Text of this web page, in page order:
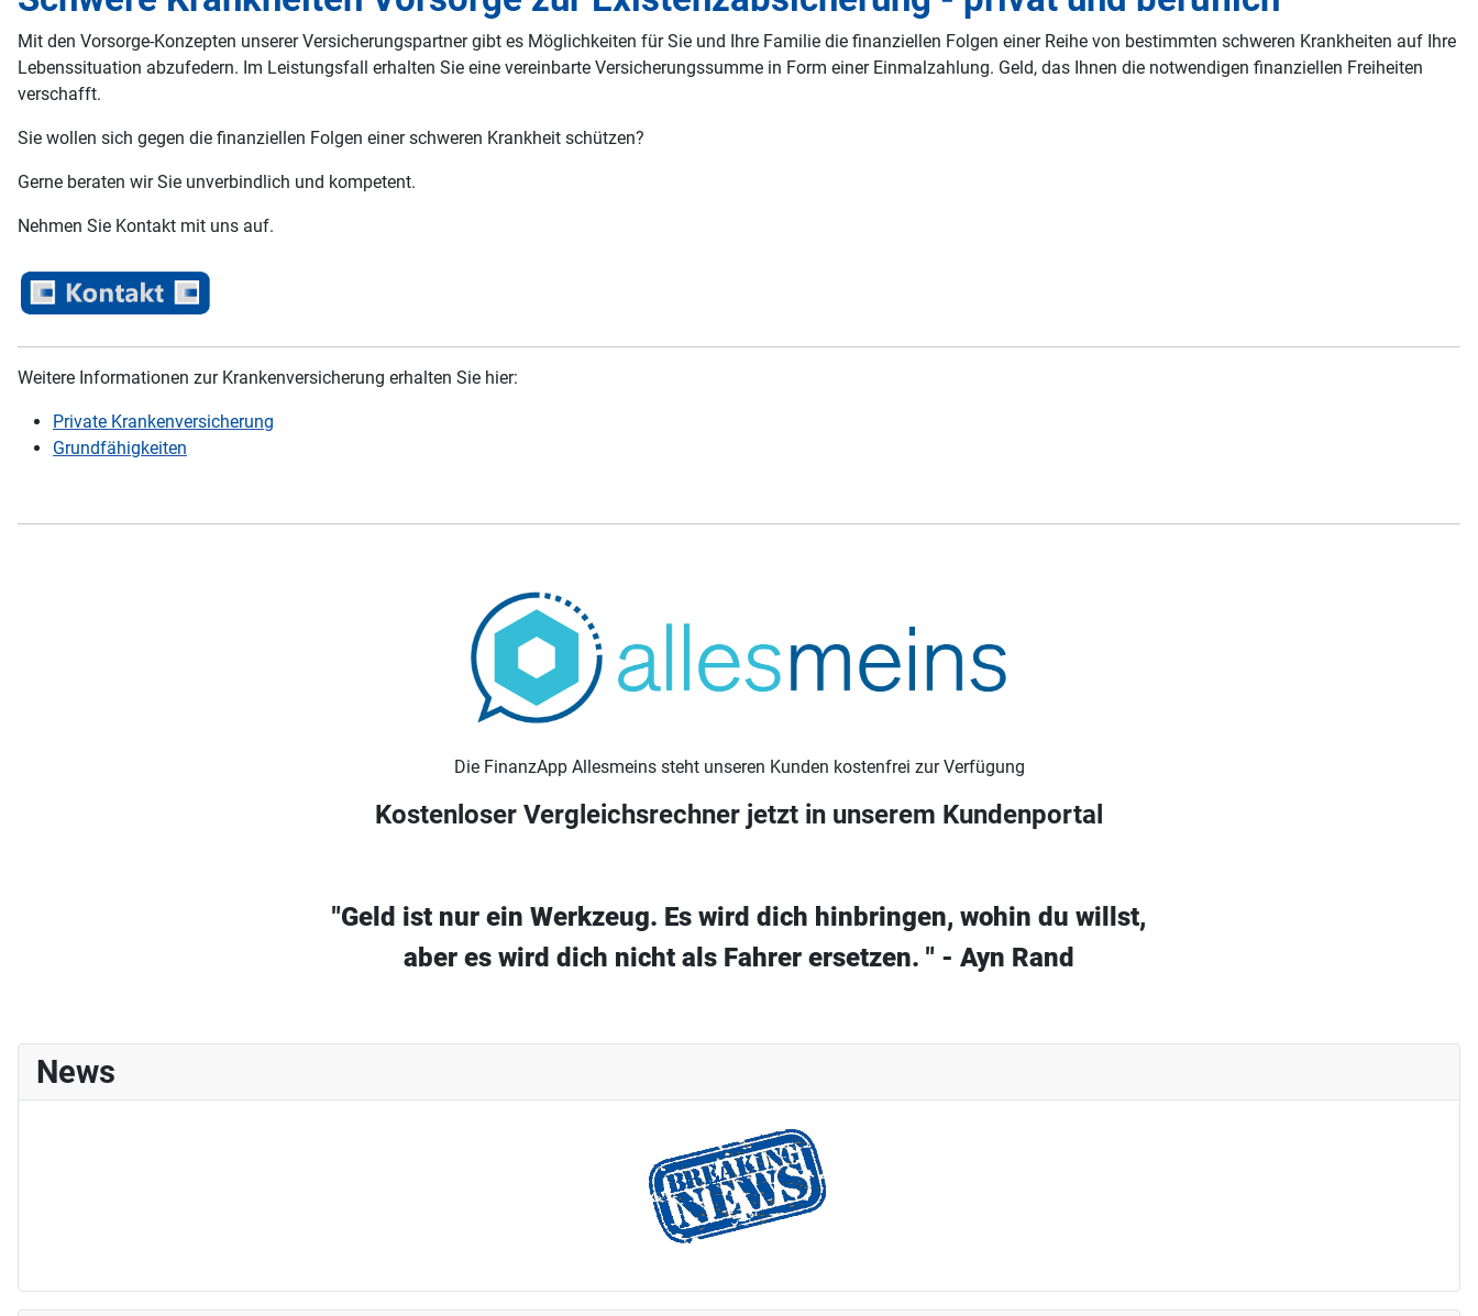
Mit den Vorsorge-Konzepten unserer Versicherungspartner gibt es Möglichkeiten für Sie und Ihre Familie die finanziellen Folgen einer Reihe von bestimmten schweren Krankheiten auf Ihre
Lebenssituation abzufedern. Im Leistungsfall erhalten Sie eine vereinbarte Versicherungssumme in Form einer Einmalzahlung. Geld, das Ihnen die notwendigen finanziellen Freiheiten
verschafft.
Sie wollen sich gegen die finanziellen Folgen einer schweren Krankheit schützen?
Gerne beraten wir Sie unverbindlich und kompetent.
Nehmen Sie Kontakt mit uns auf.
Weitere Informationen zur Krankenversicherung erhalten Sie hier:
Private Krankenversicherung
Grundfähigkeiten
Die FinanzApp Allesmeins steht unseren Kunden kostenfrei zur Verfügung
Kostenloser Vergleichsrechner jetzt in unserem Kundenportal
"Geld ist nur ein Werkzeug. Es wird dich hinbringen, wohin du willst,
aber es wird dich nicht als Fahrer ersetzen. " - Ayn Rand
News